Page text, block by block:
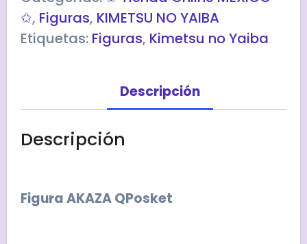
✩, Figuras, KIMETSU NO YAIBA
Etiquetas: Figuras, Kimetsu no Yaiba
Descripción
Descripción
Figura AKAZA QPosket